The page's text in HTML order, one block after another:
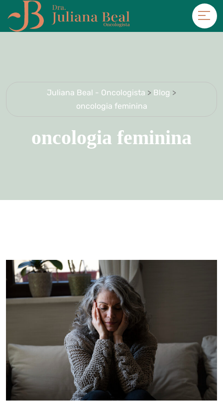
Juliana Beal - Oncologista > Blog >
oncologia feminina
oncologia feminina